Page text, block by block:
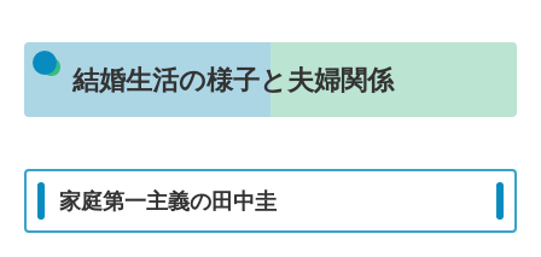
結婚生活の様子と夫婦関係
家庭第一主義の田中圭